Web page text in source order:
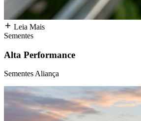
Leia Mais
Sementes
Alta Performance
Sementes Aliança